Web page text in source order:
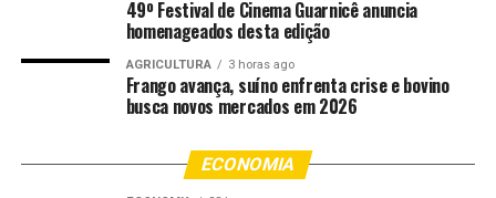
cidadania e do pleno acesso aos serviços judiciários.
Evitando os termos jurídicos, o juiz buscou traduzir
como a estrutura do Judiciário funciona na prática.
exercer a cidadania de forma ativa e acessar seus direitos
fundamentais, seja na escola, na comunidade ou no
49º Festival de Cinema Guarnicê anuncia
homenageados desta edição
AGRICULTURA 3 horas ago
Frango avança, suíno enfrenta crise e bovino
busca novos mercados em 2026
ECONOMIA